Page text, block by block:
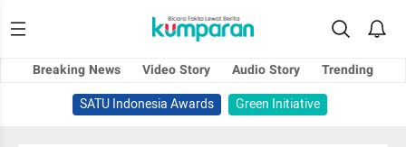
Breaking News Video Story Audio Story
Trending
SATU Indonesia Awards
Green Initiative